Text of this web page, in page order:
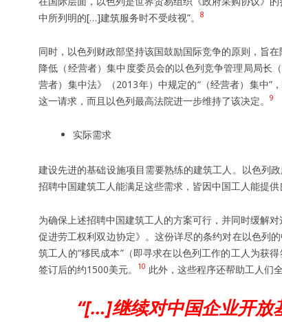
中所列明的[…]建筑服务时不受歧视”。
8
同时，以色列财政部坚持该国鼓励国际竞争的原则，旨
降低（经营者）集中度委员会的以色列竞争管理局局长
营者）集中法》（2013年）中规定的“（经营者）集中
这一请求，而且以色列最高法院进一步维持了该决定。
9
实际需求
建设先进的基础设施项目需要熟练的建筑工人。以色列
招聘中国建筑工人能满足这些需求，皆因中国工人能提
为确保上述招聘中国建筑工人的方案可行，并同时缓解
促进劳工权利双边协定》。这份详尽的条约对在以色列
筑工人的“移民成本”（即寻求在以色列工作的工人为获
签订后的约1500美元。
10 此外，这些程序还帮助工人们
“[…]继续对中国企业开放